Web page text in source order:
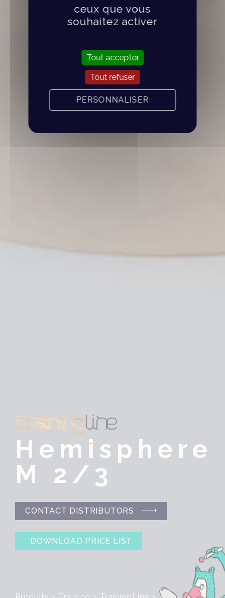
Hemisphere
M 2/3
CONTACT DISTRIBUTORS
DOWNLOAD PRICE LIST
ceux que vous
souhaitez activer
Tout accepter
Tout refuser
PERSONNALISER